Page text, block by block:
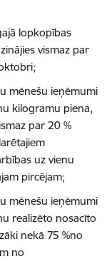
lopkopības
vismaz par
mēnešu ieņēmumi
kilogramu piena,
par 20 %
uz vienu
pircējam;
mēnešu ieņēmumi
realizēto nosacīto
nekā 75 %no
no